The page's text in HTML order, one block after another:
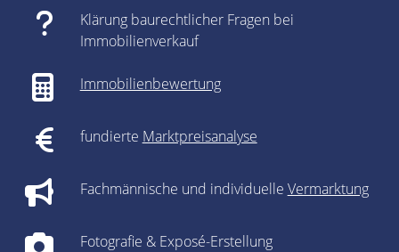
Klärung baurechtlicher Fragen bei
Immobilienverkauf
Immobilienbewertung
fundierte Marktpreisanalyse
Fachmännische und individuelle Vermarktung
Fotografie & Exposé-Erstellung